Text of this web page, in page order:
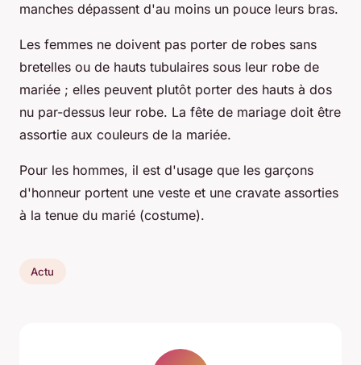
manches dépassent d'au moins un pouce leurs bras.
Les femmes ne doivent pas porter de robes sans
bretelles ou de hauts tubulaires sous leur robe de
mariée ; elles peuvent plutôt porter des hauts à dos
nu par-dessus leur robe. La fête de mariage doit être
assortie aux couleurs de la mariée.
Pour les hommes, il est d'usage que les garçons
d'honneur portent une veste et une cravate assorties
à la tenue du marié (costume).
Actu